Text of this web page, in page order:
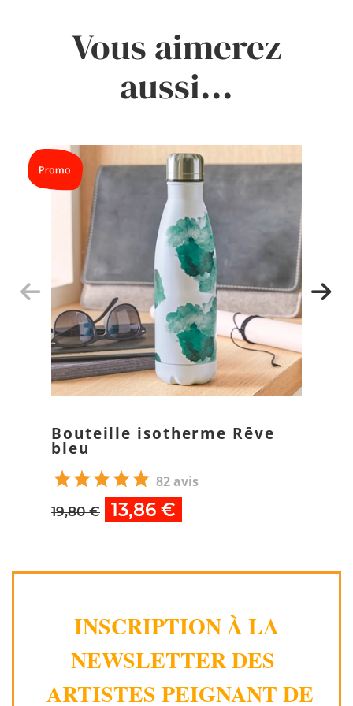
Vous aimerez
aussi...
Bouteille isotherme Rêve
bleu
82 avis
19,80 € 13,86 €
INSCRIPTION À LA
NEWSLETTER DES
ARTISTES PEIGNANT DE